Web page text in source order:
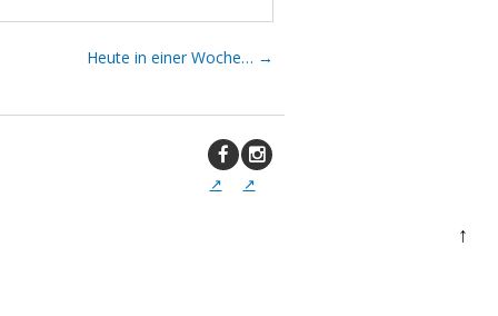
Heute in einer Woche… →
↑